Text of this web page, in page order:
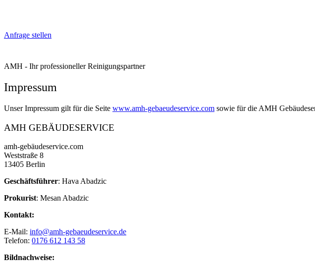
Anfrage stellen
AMH - Ihr professioneller Reinigungspartner
Impressum
Unser Impressum gilt für die Seite www.amh-gebaeudeservice.com sowie für die AMH
AMH GEBÄUDESERVICE
amh-gebäudeservice.com
Weststraße 8
13405 Berlin
Geschäftsführer: Hava Abadzic
Prokurist: Mesan Abadzic
Kontakt:
E-Mail: info@amh-gebaeudeservice.de
Telefon: 0176 612 143 58
Bildnachweise: